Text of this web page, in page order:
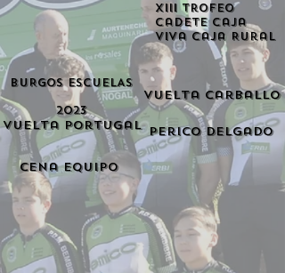
XIII Trofeo
Cadete Caja
Viva Caja Rural
BURGOS ESCUELAS
2023
Vuelta Carballo
Vuelta Portugal
Perico Delgado
Cena equipo